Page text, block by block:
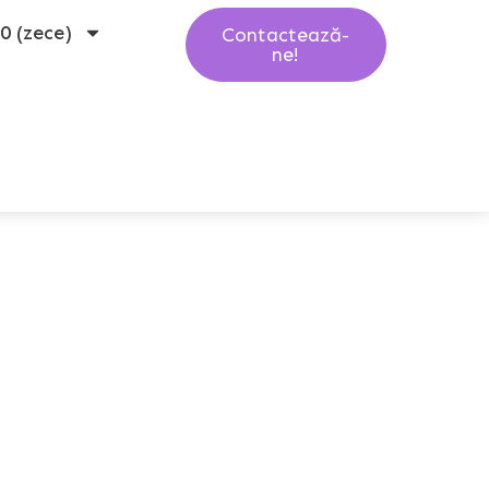
(zece)
Contactează-
ne!